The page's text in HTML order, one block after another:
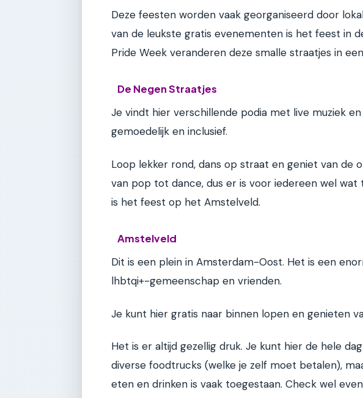
Deze feesten worden vaak georganiseerd door
van de leukste gratis evenementen is het feest in
Pride Week veranderen deze smalle straatjes in
De Negen Straatjes
Je vindt hier verschillende podia met live muziek en
gemoedelijk en inclusief.
Loop lekker rond, dans op straat en geniet van de
van pop tot dance, dus er is voor iedereen wel wat
is het feest op het Amstelveld.
Amstelveld
Dit is een plein in Amsterdam-Oost. Het is een
lhbtqi+-gemeenschap en vrienden.
Je kunt hier gratis naar binnen lopen en genieten
Het is er altijd gezellig druk. Je kunt hier de hele
diverse foodtrucks (welke je zelf moet betalen),
eten en drinken is vaak toegestaan. Check wel